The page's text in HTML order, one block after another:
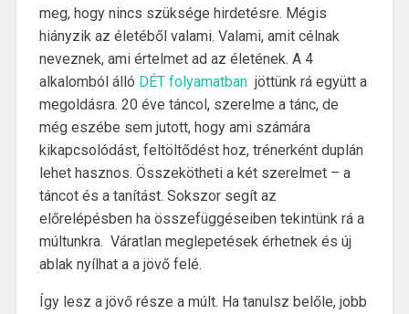
meg, hogy nincs szüksége hirdetésre. Mégis
hiányzik az életéből valami. Valami, amit célnak
neveznek, ami értelmet ad az életének. A 4
alkalomból álló DÉT folyamatban jöttünk rá együtt a
megoldásra. 20 éve táncol, szerelme a tánc, de
még eszébe sem jutott, hogy ami számára
kikapcsolódást, feltöltődést hoz, trénerként duplán
lehet hasznos. Összekötheti a két szerelmet – a
táncot és a tanítást. Sokszor segít az
előrelépésben ha összefüggéseiben tekintünk rá a
múltunkra. Váratlan meglepetések érhetnek és új
ablak nyílhat a a jövő felé.
Így lesz a jövő része a múlt. Ha tanulsz belőle, jobb